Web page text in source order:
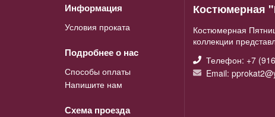
Информация
Условия проката
Подробнее о нас
Способы оплаты
Напишите нам
Схема проезда
Костюмерная
Костюмерная
коллекции
Телефон: +7
Email: